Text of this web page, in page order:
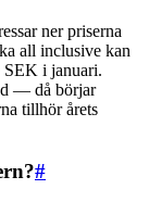
ner priserna
all inclusive kan
SEK i januari.
— då börjar
tillhör årets
#